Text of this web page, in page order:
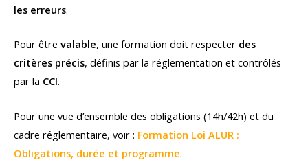
les erreurs.
Pour être valable, une formation doit respecter des
critères précis, définis par la réglementation et contrôlés
par la CCI.
Pour une vue d’ensemble des obligations (14h/42h) et du
cadre réglementaire, voir : Formation Loi ALUR :
Obligations, durée et programme.